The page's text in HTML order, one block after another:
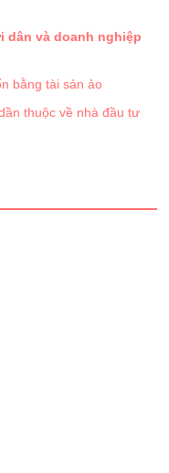
dân và doanh nghiệp
bằng tài sản ảo
thuộc về nhà đầu tư